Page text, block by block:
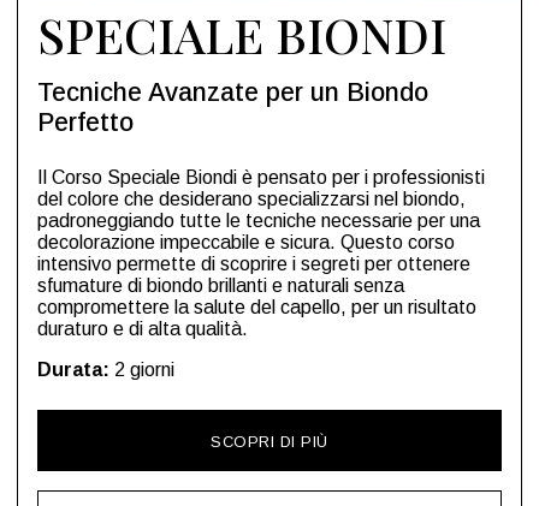
SPECIALE BIONDI
Tecniche Avanzate per un Biondo
Perfetto
Il Corso Speciale Biondi è pensato per i professionisti
del colore che desiderano specializzarsi nel biondo,
padroneggiando tutte le tecniche necessarie per una
decolorazione impeccabile e sicura. Questo corso
intensivo permette di scoprire i segreti per ottenere
sfumature di biondo brillanti e naturali senza
compromettere la salute del capello, per un risultato
duraturo e di alta qualità.
Durata: 2 giorni
SCOPRI DI PIÙ